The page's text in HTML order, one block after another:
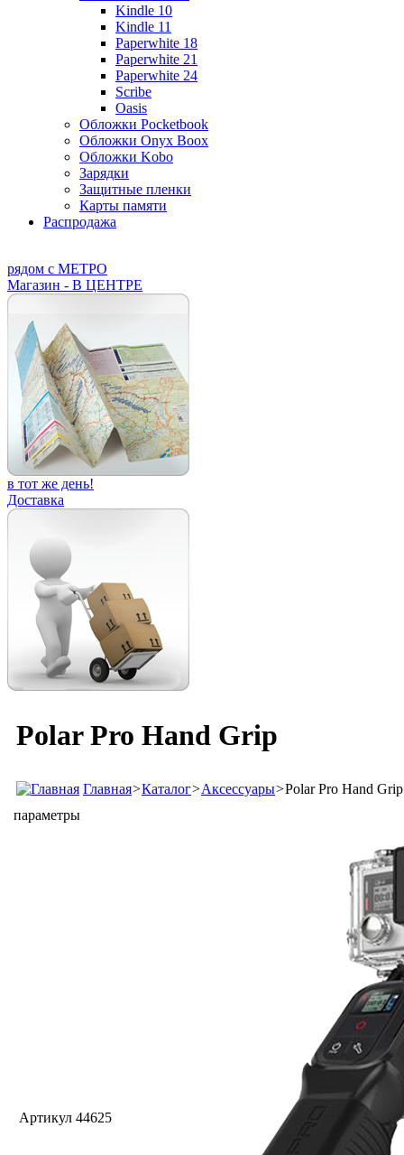
Kindle 10
Kindle 11
Paperwhite 18
Paperwhite 21
Paperwhite 24
Scribe
Oasis
Обложки Pocketbook
Обложки Onyx Boox
Обложки Kobo
Зарядки
Защитные пленки
Карты памяти
Распродажа
рядом с МЕТРО
Магазин - В ЦЕНТРЕ
в тот же день!
Доставка
Polar Pro Hand Grip
Главная>Каталог>Аксессуары>Polar Pro Hand Grip
параметры
Артикул 44625